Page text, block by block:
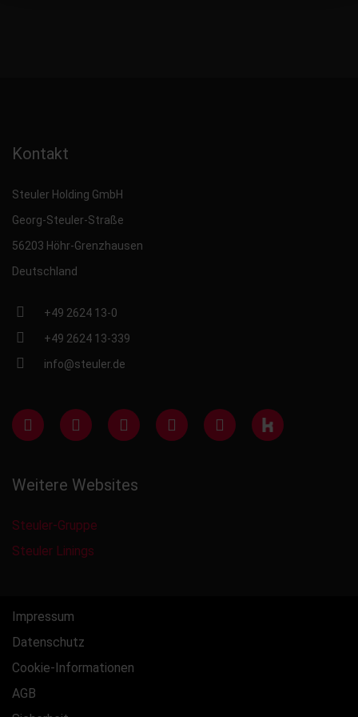
Kontakt
Steuler Holding GmbH
Georg-Steuler-Straße
56203 Höhr-Grenzhausen
Deutschland
+49 2624 13-0
+49 2624 13-339
info@steuler.de
Weitere Websites
Steuler-Gruppe
Steuler Linings
Impressum
Datenschutz
Cookie-Informationen
AGB